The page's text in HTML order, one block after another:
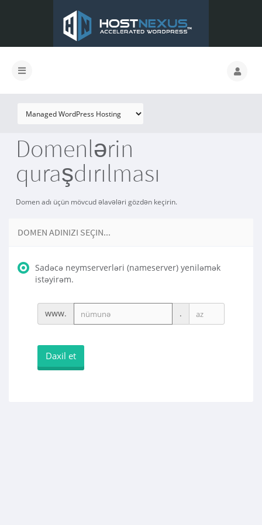
Domenlərin
quraşdırılması
Domen adı üçün mövcud əlavələri gözdən keçirin.
DOMEN ADINIZI SEÇIN...
Sadəcə neymserverləri (nameserver) yeniləmək
istəyirəm.
www. .
Daxil et